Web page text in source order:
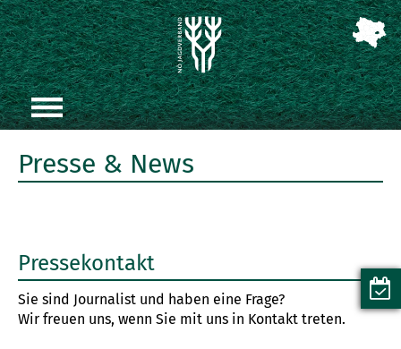
Presse & News
Pressekontakt
Sie sind Journalist und haben eine Frage?
Wir freuen uns, wenn Sie mit uns in Kontakt treten.